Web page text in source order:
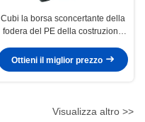
Cubi la borsa sconcertante della
fodera del PE della costruzione
cemento
Ottieni il miglior prezzo
Visualizza altro >>